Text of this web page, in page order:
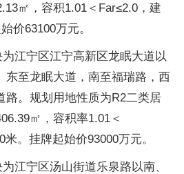
㎡，容积1.01＜Far≤2.0，建
价63100万元。
为江宁区江宁高新区龙眠大道以
东至龙眠大道，南至福瑞路，西
路。规划用地性质为R2二类居
㎡，容积率1.01＜
。挂牌起始价93000万元。
江宁区汤山街道乐泉路以南、